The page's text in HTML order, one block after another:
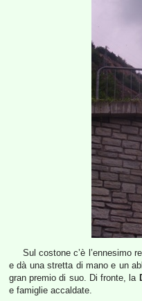
Sul costone c’è l’ennesimo
e dà una stretta di mano e un
gran premio di suo. Di fronte, la
e famiglie accaldate.